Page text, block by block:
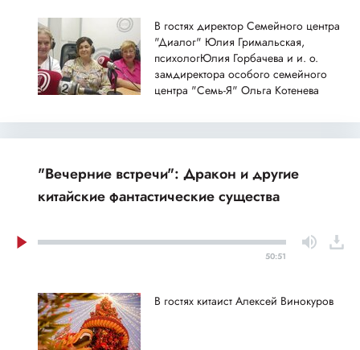
В гостях директор Семейного центра
"Диалог" Юлия Гримальская,
психологЮлия Горбачева и и. о.
замдиректора особого семейного
центра "Семь-Я" Ольга Котенева
"Вечерние встречи": Дракон и другие
китайские фантастические существа
50:51
В гостях китаист Алексей Винокуров